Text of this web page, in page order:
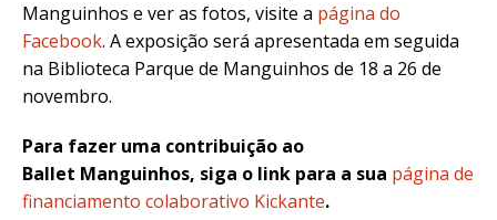
Manguinhos e ver as fotos, visite a página do
Facebook. A exposição será apresentada em seguida
na Biblioteca Parque de Manguinhos de 18 a 26 de
novembro.
Para fazer uma contribuição ao
Ballet Manguinhos, siga o link para a sua página de
financiamento colaborativo Kickante.